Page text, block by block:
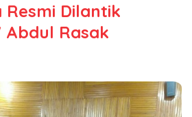
Dilantik
Abdul Rasak